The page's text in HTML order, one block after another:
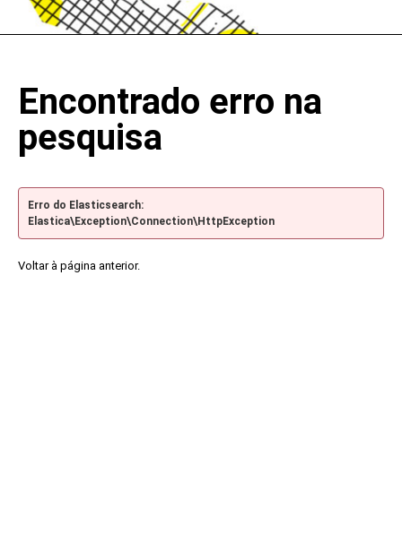
Encontrado erro na
pesquisa
Erro do Elasticsearch:
Elastica\Exception\Connection\HttpException
Voltar à página anterior.